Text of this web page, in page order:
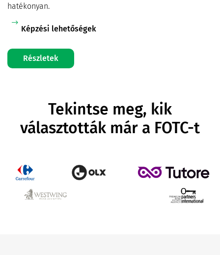
hatékonyan.
Képzési lehetőségek
Részletek
Tekintse meg, kik
választották már a FOTC-t